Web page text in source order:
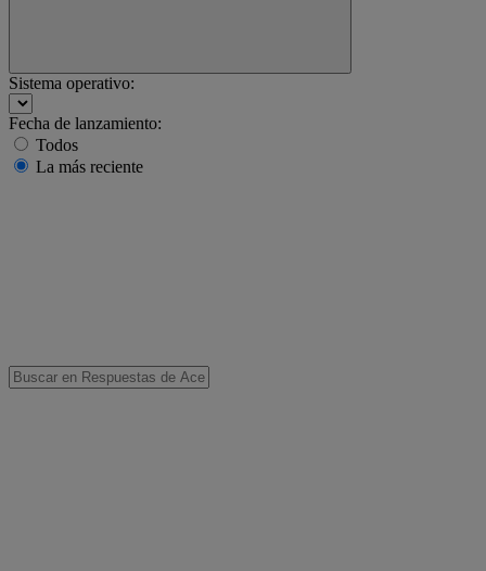
Sistema operativo:
Fecha de lanzamiento:
Todos
La más reciente